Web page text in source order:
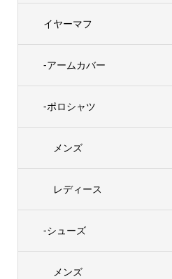
イヤーマフ
-アームカバー
-ポロシャツ
メンズ
レディース
-シューズ
メンズ